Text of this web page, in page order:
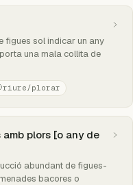
figues sol indicar un any
una mala collita de
riure/plorar
plors [o any de
abundant de figues-
bacores o